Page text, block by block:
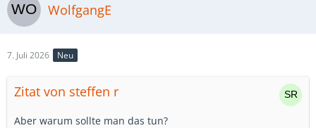
WolfgangE
7. Juli 2026 Neu
Zitat von steffen r
Aber warum sollte man das tun?